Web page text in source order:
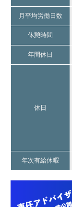
月平均労働日数
休憩時間
年間休日
休日
年次有給休暇